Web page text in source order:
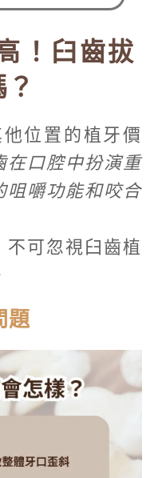
！臼齒拔
位置的植牙價
在口腔中扮演重
咀嚼功能和咬合
不可忽視臼齒植
題